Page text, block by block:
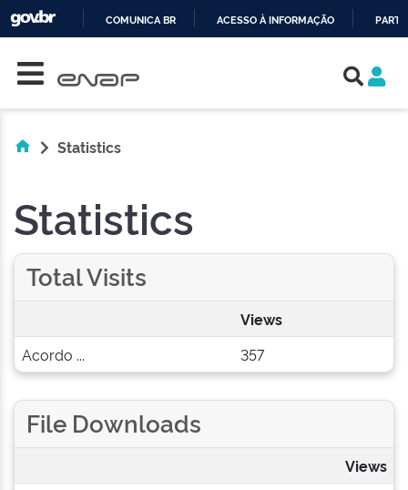
COMUNICA BR ACESSO À INFORMAÇÃO
Statistics
Statistics
Total Visits
Views
Acordo ...
357
File Downloads
Views